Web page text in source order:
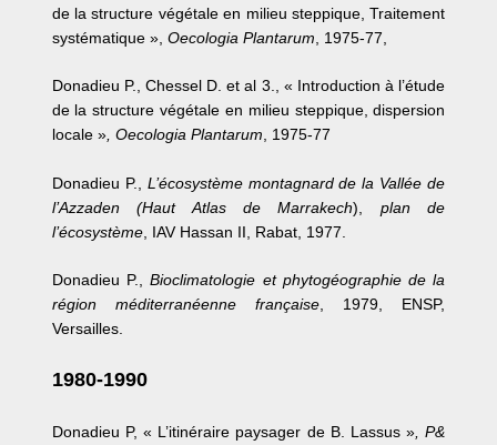
de la structure végétale en milieu steppique, Traitement
systématique », Oecologia Plantarum , 1975-77,
Donadieu P., Chessel D. et al 3., « Introduction à l’étude
de la structure végétale en milieu steppique, dispersion
locale », Oecologia Plantarum, 1975-77
Donadieu P., L’écosystème montagnard de la Vallée de
l’Azzaden (Haut Atlas de Marrakech), plan de
l’écosystème, IAV Hassan II, Rabat, 1977.
Donadieu P.,Bioclimatologie et phytogéographie de la
région méditerranéenne française, 1979, ENSP,
Versailles.
1980-1990
Donadieu P, « L’itinéraire paysager de B. Lassus » , P&